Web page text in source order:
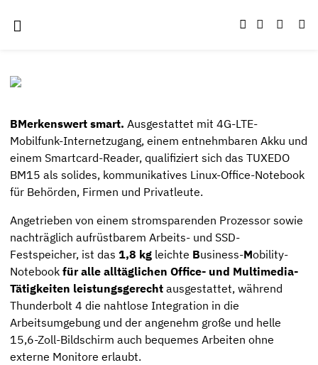
BMerkenswert smart. Ausgestattet mit 4G-LTE-
Mobilfunk-Internetzugang, einem entnehmbaren Akku und
einem Smartcard-Reader, qualifiziert sich das TUXEDO
BM15 als solides, kommunikatives Linux-Office-Notebook
für Behörden, Firmen und Privatleute.
Angetrieben von einem stromsparenden Prozessor sowie
nachträglich aufrüstbarem Arbeits- und SSD-
Festspeicher, ist das1,8 kg leichte Business-Mobility-
Notebookfür alle alltäglichen Office- und Multimedia-
Tätigkeiten leistungsgerecht ausgestattet, während
Thunderbolt 4 die nahtlose Integration in die
Arbeitsumgebung und der angenehm große und helle
15,6-Zoll-Bildschirm auch bequemes Arbeiten ohne
externe Monitore erlaubt.